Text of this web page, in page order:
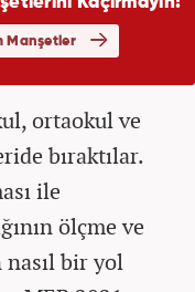
ortaokul ve
bıraktılar.
ile
ölçme ve
bir yol